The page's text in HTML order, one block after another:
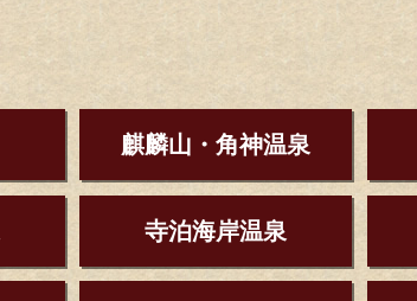
麒麟山・角神温泉
寺泊海岸温泉